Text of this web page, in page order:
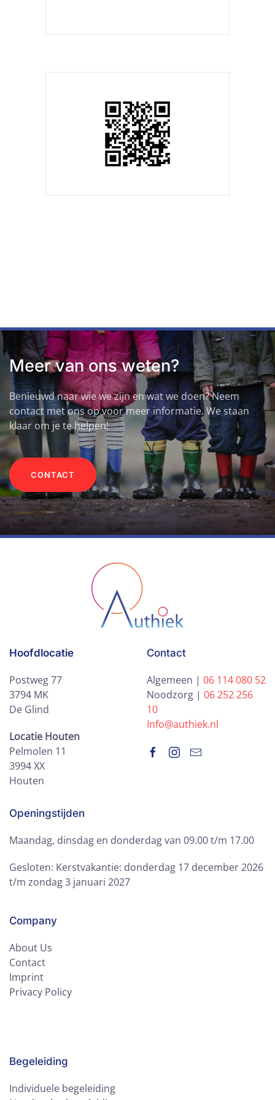
Meer van ons weten?
Benieuwd naar wie we zijn en wat we doen? Neem
contact met ons op voor meer informatie. We staan
klaar om je te helpen!
CONTACT
Hoofdlocatie
Postweg 77
3794 MK
De Glind
Locatie Houten
Pelmolen 11
3994 XX
Houten
Contact
Algemeen | 06 114 080 52
Noodzorg | 06 252 256
10
Info@authiek.nl
Openingstijden
Maandag, dinsdag en donderdag van 09.00 t/m 17.00
Gesloten: Kerstvakantie: donderdag 17 december 2026
t/m zondag 3 januari 2027
Company
About Us
Contact
Imprint
Privacy Policy
Begeleiding
Individuele begeleiding